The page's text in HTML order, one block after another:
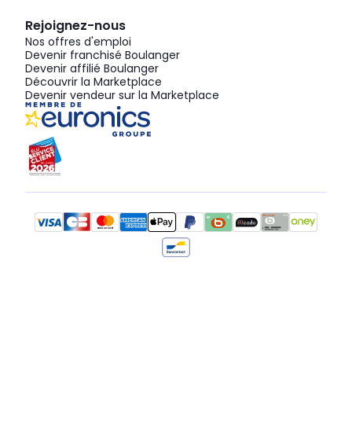
Rejoignez-nous
Nos offres d'emploi
Devenir franchisé Boulanger
Devenir affilié Boulanger
Découvrir la Marketplace
Devenir vendeur sur la Marketplace